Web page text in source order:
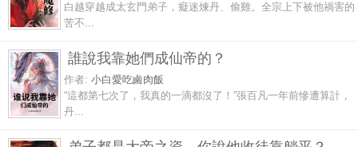
白越穿越成太玄門弟子，癡迷煉丹、偷雞。全宗上下被他禍害的
苦不...
誰說我靠她們成仙帝的？
作者: 小白愛吃鹵肉飯
“這都第七次了，我真的一滴都沒了！”張百凡一年前慘遭算計，
丹...